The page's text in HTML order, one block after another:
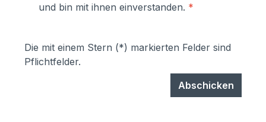
und bin mit ihnen einverstanden. *
Die mit einem Stern (*) markierten Felder sind
Pflichtfelder.
Abschicken